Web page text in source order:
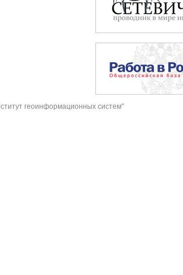
геоинформационных систем"